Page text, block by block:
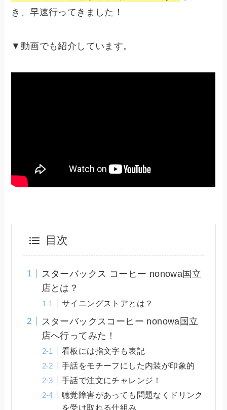
き、早速行ってきました！
▼動画でも紹介しています。
目次
スターバックス コーヒー nonowa国立
店とは？
サイニングストアとは？
スターバックスコーヒー nonowa国立
店へ行ってみた！
看板には指文字も表記
手話をモチーフにした内装が印象的
手話で注文にチャレンジ！
聴覚障害があっても問題なくドリンク
を受け取れる仕組み